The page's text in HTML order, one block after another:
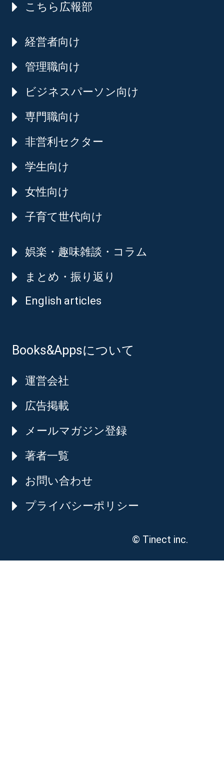
こちら広報部
経営者向け
管理職向け
ビジネスパーソン向け
専門職向け
非営利セクター
学生向け
女性向け
子育て世代向け
娯楽・趣味雑談・コラム
まとめ・振り返り
English articles
Books&Appsについて
運営会社
広告掲載
メールマガジン登録
著者一覧
お問い合わせ
プライバシーポリシー
© Tinect inc.